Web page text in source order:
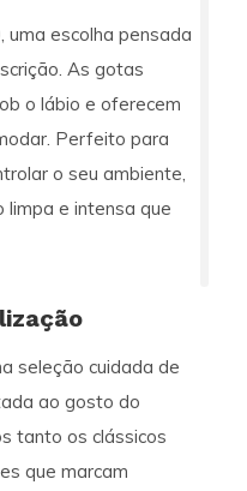
uma escolha pensada
As gotas
o lábio e oferecem
Perfeito para
o seu ambiente,
limpa e intensa que
seleção cuidada de
ao gosto do
tanto os clássicos
que marcam